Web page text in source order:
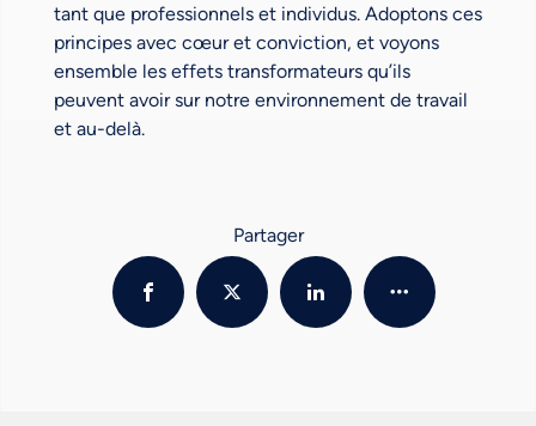
tant que professionnels et individus. Adoptons ces
principes avec cœur et conviction, et voyons
ensemble les effets transformateurs qu’ils
peuvent avoir sur notre environnement de travail
et au-delà.
Partager